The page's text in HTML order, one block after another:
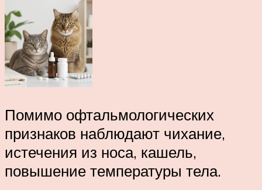
Помимо офтальмологических
признаков наблюдают чихание,
истечения из носа, кашель,
повышение температуры тела.